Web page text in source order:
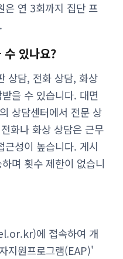
은 연 3회까지 집단 프
수 있나요?
상담, 전화 상담, 화상
을 수 있습니다. 대면
상담센터에서 전문 상
화나 화상 상담은 근무
성이 높습니다. 게시
며 횟수 제한이 없습니
에 접속하여 개
지원프로그램(EAP)'